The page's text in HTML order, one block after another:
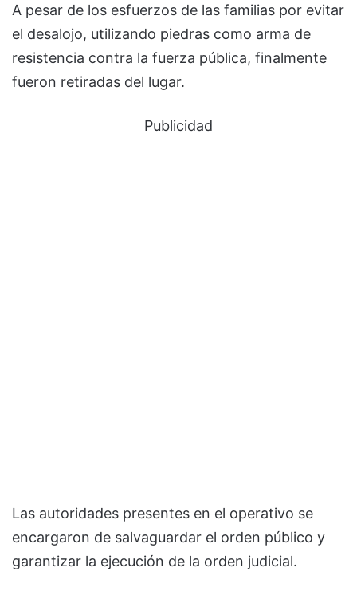
A pesar de los esfuerzos de las familias por evitar
el desalojo, utilizando piedras como arma de
resistencia contra la fuerza pública, finalmente
fueron retiradas del lugar.
Publicidad
Las autoridades presentes en el operativo se
encargaron de salvaguardar el orden público y
garantizar la ejecución de la orden judicial.